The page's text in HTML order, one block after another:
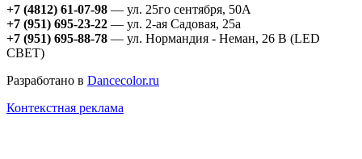
+7 (4812) 61-07-98 — ул. 25го сентября, 50А
+7 (951) 695-23-22 — ул. 2-ая Садовая, 25а
+7 (951) 695-88-78 — ул. Нормандия - Неман, 26 В (LED
СВЕТ)
Разработано в Dancecolor.ru
Контекстная реклама